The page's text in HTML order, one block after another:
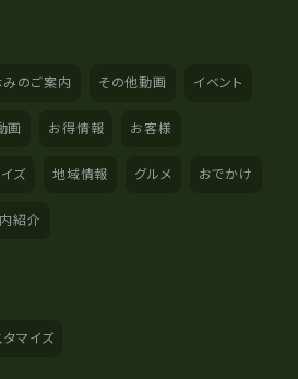
のご案内 その他動画 イベント
画 お得情報 お客様
ズ 地域情報 グルメ おでかけ
紹介
タマイズ